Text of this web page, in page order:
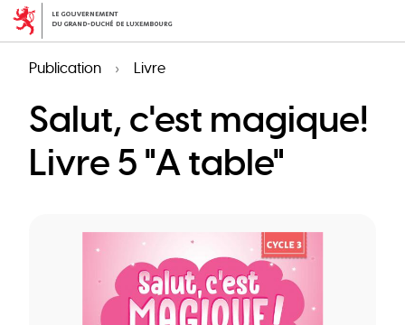
Aller
au
principal
Publication Livre
Salut, c'est magique!
Livre 5 "A table"